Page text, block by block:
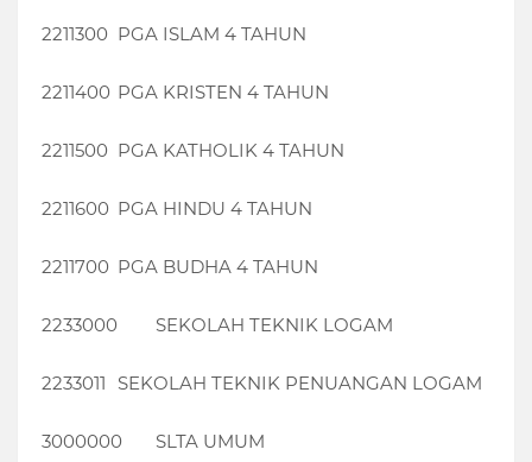
2211300 PGA ISLAM 4 TAHUN
2211400 PGA KRISTEN 4 TAHUN
2211500 PGA KATHOLIK 4 TAHUN
2211600 PGA HINDU 4 TAHUN
2211700 PGA BUDHA 4 TAHUN
2233000 SEKOLAH TEKNIK LOGAM
2233011 SEKOLAH TEKNIK PENUANGAN LOGAM
3000000 SLTA UMUM